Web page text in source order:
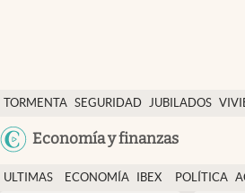
TORMENTA SEGURIDAD JUBILADOS
Economía y finanzas
Economía y finanzas
Política
Actualidad
ULTIMAS
ECONOMÍA
IBEX
POLÍTICA